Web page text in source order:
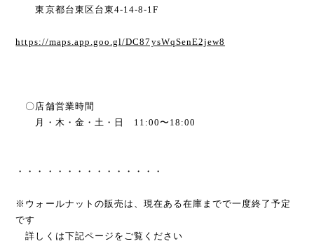
東京都台東区台東4-14-8-1F
https://maps.app.goo.gl/DC87ysWqSenE2jew8
〇店舗営業時間
月・木・金・土・日 11:00〜18:00
・・・・・・・・・・・・・・・
※ウォールナットの販売は、現在ある在庫までで一度終了予定
です
詳しくは下記ページをご覧ください